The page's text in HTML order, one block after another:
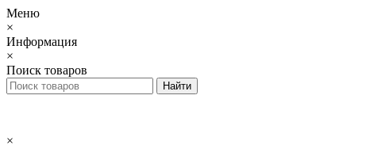
Меню
×
Информация
×
Поиск товаров
×